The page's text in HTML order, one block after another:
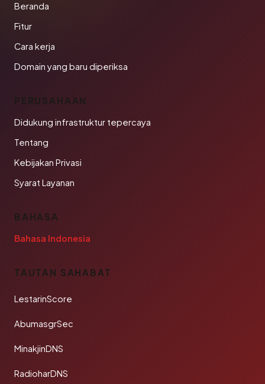
Beranda
Fitur
Cara kerja
Domain yang baru diperiksa
PERUSAHAAN
Didukung infrastruktur tepercaya
Tentang
Kebijakan Privasi
Syarat Layanan
BAHASA
Bahasa Indonesia
TAUTAN SAHABAT
LestarinScore
AbumasgrSec
MinakjinDNS
RadioharDNS